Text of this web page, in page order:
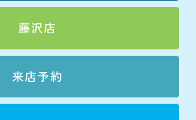
藤沢店
来店予約